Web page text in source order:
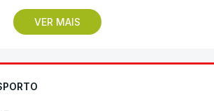
VER MAIS
do dia, o Marítimo, vencedor
o regresso à 'elite' após
do Casa Pia, formação que
manutenção no play-off.